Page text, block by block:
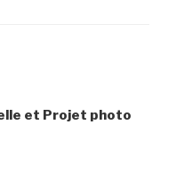
et Projet photo